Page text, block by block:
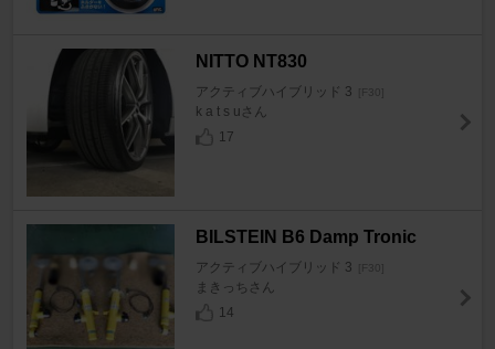
NITTO NT830
アクティブハイブリッド 3 [F30]
k a t s uさん
17
BILSTEIN B6 Damp Tronic
アクティブハイブリッド 3 [F30]
まきっちさん
14